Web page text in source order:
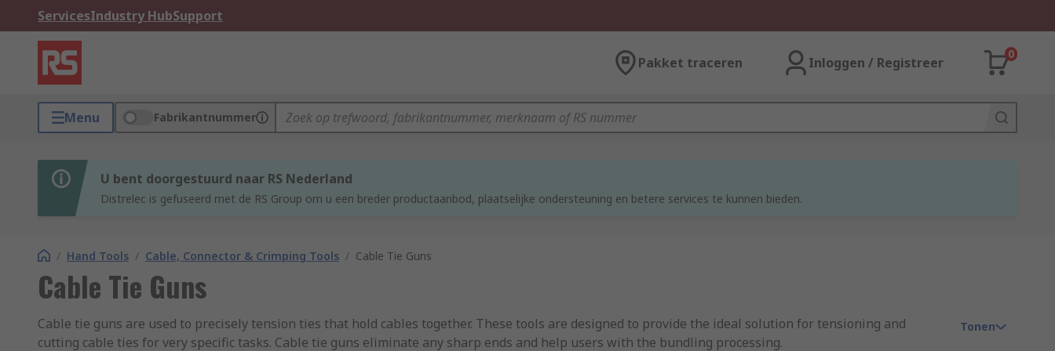
ServicesIndustry HubSupport
Pakket traceren Inloggen / Registreer
0
Menu Fabrikantnummer
U bent doorgestuurd naar RS Nederland
Distrelec is gefuseerd met de RS Group om u een breder productaanbod, plaatselijke ondersteuning en betere services te kunnen bieden.
/ Hand Tools / Cable, Connector & Crimping Tools / Cable Tie Guns
Cable Tie Guns
Cable tie guns are used to precisely tension ties that hold cables together. These tools are designed to provide the ideal solution for tensioning and
cutting cable ties for very specific tasks. Cable tie guns eliminate any sharp ends and help users with the bundling processing.
Tonen